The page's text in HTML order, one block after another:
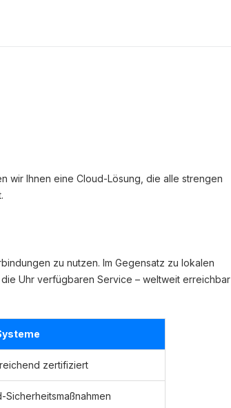
wir Ihnen eine Cloud-Lösung, die alle strengen
zu nutzen. Im Gegensatz zu lokalen
Uhr verfügbaren Service – weltweit erreichbar
zertifiziert
Sicherheitsmaßnahmen